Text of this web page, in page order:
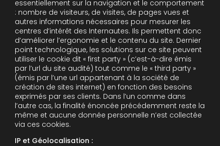
essentiellement sur la navigation et le comportement
: nombre de visiteurs, de visites, de pages vues et
autres informations nécessaires pour mesurer les
centres d’intérêt des Internautes. Ils permettent donc
d’améliorer l’ergonomie et le contenu du site. Dernier
point technologique, les solutions sur ce site peuvent
utiliser le cookie dit « first party » (c’est-à-dire émis
par l’url du site audité) tout comme le « third party »
(émis par l’une url appartenant à la société de
création de sites internet) en fonction des besoins
exprimés par ses clients. Dans l’un comme dans
l’autre cas, la finalité énoncée précédemment reste la
même et aucune donnée personnelle n’est collectée
via ces cookies.
IP et Géolocalisation :